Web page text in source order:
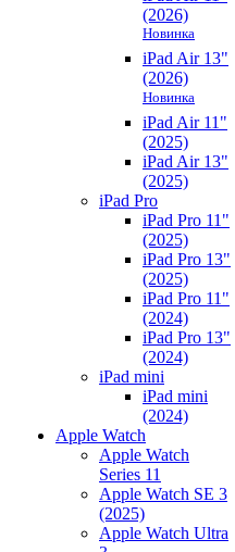
(2026)
Новинка
iPad Air 13"
(2026)
Новинка
iPad Air 11"
(2025)
iPad Air 13"
(2025)
iPad Pro
iPad Pro 11"
(2025)
iPad Pro 13"
(2025)
iPad Pro 11"
(2024)
iPad Pro 13"
(2024)
iPad mini
iPad mini
(2024)
Apple Watch
Apple Watch
Series 11
Apple Watch SE 3
(2025)
Apple Watch Ultra